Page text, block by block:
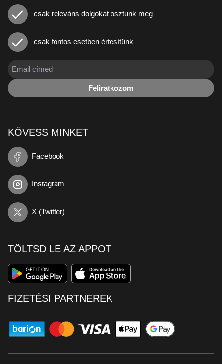
csak releváns dolgokat osztunk meg
csak fontos esetben értesítünk
Feliratkozom
KÖVESS MINKET
Facebook
Instagram
X (Twitter)
TÖLTSD LE AZ APPOT
FIZETÉSI PARTNEREK